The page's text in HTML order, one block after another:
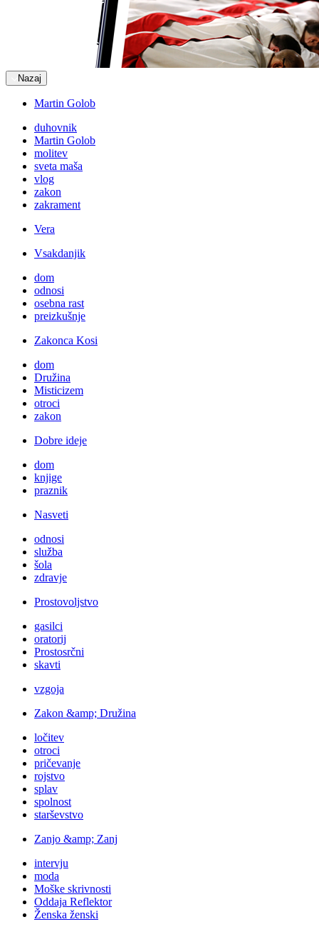
Nazaj
Martin Golob
duhovnik
Martin Golob
molitev
sveta maša
vlog
zakon
zakrament
Vera
Vsakdanjik
dom
odnosi
osebna rast
preizkušnje
Zakonca Kosi
dom
Družina
Misticizem
otroci
zakon
Dobre ideje
dom
knjige
praznik
Nasveti
odnosi
služba
šola
zdravje
Prostovoljstvo
gasilci
oratorij
Prostosrčni
skavti
vzgoja
Zakon &amp; Družina
ločitev
otroci
pričevanje
rojstvo
splav
spolnost
starševstvo
Zanjo &amp; Zanj
intervju
moda
Moške skrivnosti
Oddaja Reflektor
Ženska ženski